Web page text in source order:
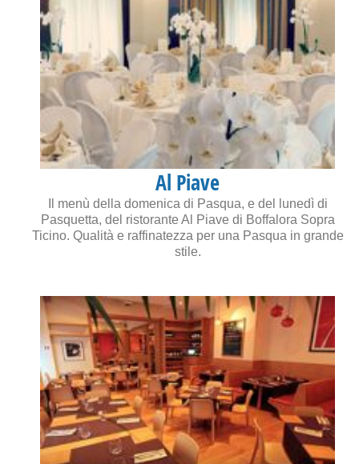
Al Piave
Il menù della domenica di Pasqua, e del lunedì di
Pasquetta, del ristorante Al Piave di Boffalora Sopra
Ticino. Qualità e raffinatezza per una Pasqua in grande
stile.